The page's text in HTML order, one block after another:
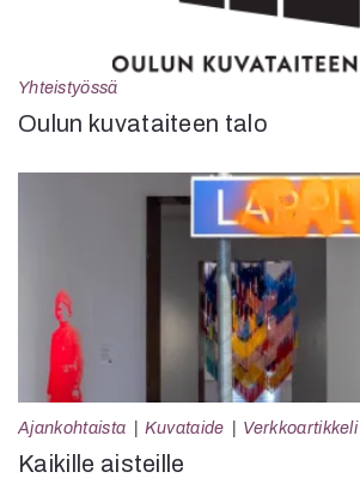
Yhteistyössä
Oulun kuvataiteen talo
Ajankohtaista Kuvataide Verkkoartikkeli
Kaikille aisteille